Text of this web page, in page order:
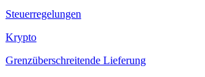
Steuerregelungen
Krypto
Grenzüberschreitende Lieferung